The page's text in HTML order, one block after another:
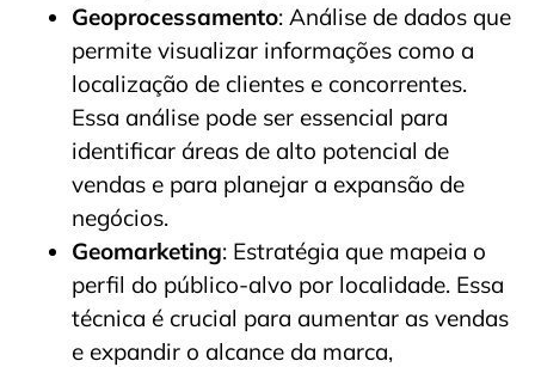
Geoprocessamento: Análise de dados que
permite visualizar informações como a
localização de clientes e concorrentes.
Essa análise pode ser essencial para
identificar áreas de alto potencial de
vendas e para planejar a expansão de
negócios.
Geomarketing: Estratégia que mapeia o
perfil do público-alvo por localidade. Essa
técnica é crucial para aumentar as vendas
e expandir o alcance da marca,